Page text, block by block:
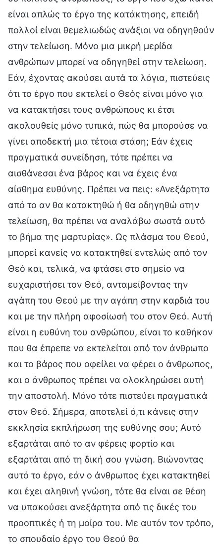
είναι απλώς το έργο της κατάκτησης, επειδή
πολλοί είναι θεμελιωδώς ανάξιοι να οδηγηθούν
στην τελείωση. Μόνο μια μικρή μερίδα
ανθρώπων μπορεί να οδηγηθεί στην τελείωση.
Εάν, έχοντας ακούσει αυτά τα λόγια, πιστεύεις
ότι το έργο που εκτελεί ο Θεός είναι μόνο για
να κατακτήσει τους ανθρώπους κι έτσι
ακολουθείς μόνο τυπικά, πώς θα μπορούσε να
γίνει αποδεκτή μια τέτοια στάση; Εάν έχεις
πραγματικά συνείδηση, τότε πρέπει να
αισθάνεσαι ένα βάρος και να έχεις ένα
αίσθημα ευθύνης. Πρέπει να πεις: «Ανεξάρτητα
από το αν θα κατακτηθώ ή θα οδηγηθώ στην
τελείωση, θα πρέπει να αναλάβω σωστά αυτό
το βήμα της μαρτυρίας». Ως πλάσμα του Θεού,
μπορεί κανείς να κατακτηθεί εντελώς από τον
Θεό και, τελικά, να φτάσει στο σημείο να
ευχαριστήσει τον Θεό, ανταμείβοντας την
αγάπη του Θεού με την αγάπη στην καρδιά του
και με την πλήρη αφοσίωσή του στον Θεό. Αυτή
είναι η ευθύνη του ανθρώπου, είναι το καθήκον
που θα έπρεπε να εκτελείται από τον άνθρωπο
και το βάρος που οφείλει να φέρει ο άνθρωπος,
και ο άνθρωπος πρέπει να ολοκληρώσει αυτή
την αποστολή. Μόνο τότε πιστεύει πραγματικά
στον Θεό. Σήμερα, αποτελεί ό,τι κάνεις στην
εκκλησία εκπλήρωση της ευθύνης σου; Αυτό
εξαρτάται από το αν φέρεις φορτίο και
εξαρτάται από τη δική σου γνώση. Βιώνοντας
αυτό το έργο, εάν ο άνθρωπος έχει κατακτηθεί
και έχει αληθινή γνώση, τότε θα είναι σε θέση
να υπακούσει ανεξάρτητα από τις δικές του
προοπτικές ή τη μοίρα του. Με αυτόν τον τρόπο,
το σπουδαίο έργο του Θεού θα